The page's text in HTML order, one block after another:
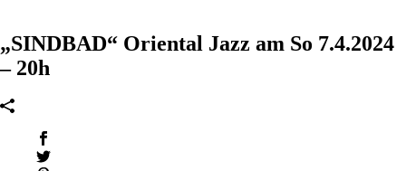
„SINDBAD“ Oriental Jazz am So 7.4.2024
– 20h